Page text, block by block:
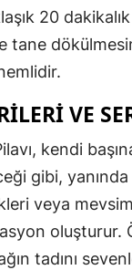
20
tane
VE
kendi
gibi, yanında
veya
oluşturur.
tadını